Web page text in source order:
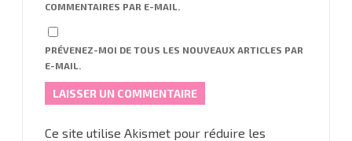
COMMENTAIRES PAR E-MAIL.
PRÉVENEZ-MOI DE TOUS LES NOUVEAUX ARTICLES PAR
E-MAIL.
Ce site utilise Akismet pour réduire les